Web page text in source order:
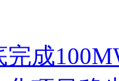
完成